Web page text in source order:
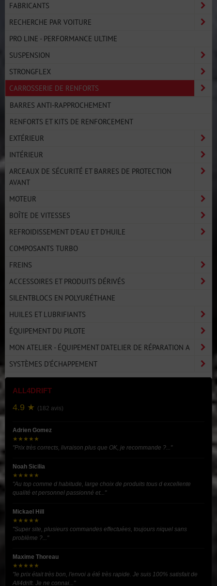
FABRICANTS
RECHERCHE PAR VOITURE
PRO LINE - PERFORMANCE ULTIME
SUSPENSION
STRONGFLEX
CARROSSERIE DE RENFORTS
BARRES ANTI-RAPPROCHEMENT
RENFORTS ET KITS DE RENFORCEMENT
EXTÉRIEUR
INTÉRIEUR
ARCEAUX DE SÉCURITÉ ET BARRES DE PROTECTION
AVANT
MOTEUR
BOÎTE DE VITESSES
REFROIDISSEMENT D'EAU ET D'HUILE
COMPOSANTS TURBO
FREINS
ACCESSOIRES ET PRODUITS DÉRIVÉS
SILENTBLOCS EN POLYURÉTHANE
HUILES ET LUBRIFIANTS
ÉQUIPEMENT DU PILOTE
MON ATELIER - ÉQUIPEMENT D'ATELIER DE RÉPARATION A
SYSTÈMES D'ÉCHAPPEMENT
ALL4DRIFT
4.9 ★ (182 avis)
Adrien Gomez
★★★★★
"Prix très corrects, livraison plus que OK, je recommande ?..."
Noah Sicilia
★★★★★
"Au top comme d habitude, large choix de produits tous d excellente
qualité et personnel passionné et..."
Mickael Hill
★★★★★
"Super site, plusieurs commandes effectuées, toujours niquel sans
problème ?..."
Maxime Thoreau
★★★★★
"le prix était très bon, l'envoi a été très rapide. Je suis 100% satisfait de
All4drift. Je ne connai..."